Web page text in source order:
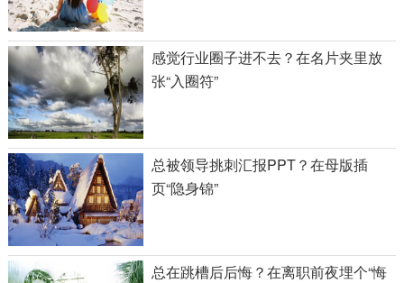
感觉行业圈子进不去？在名片夹里放
张“入圈符”
总被领导挑刺汇报PPT？在母版插
页“隐身锦”
总在跳槽后后悔？在离职前夜埋个“悔